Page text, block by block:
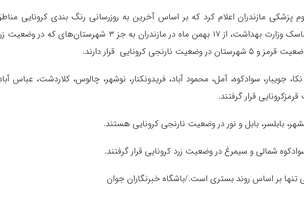
پزشکی مازندران اعلام کرد که بر اساس آخرین به روزرسانی رنگ بندی کرونایی
مختلف کشور در سامانه ماسک وزارت بهداشت، از ۱۷ بهمن ماه در مازندران به جز ۳ شهرستان‌های که در
جویبار، سوادکوه، آمل، محمود آباد، فریدونکنار، نوشهر، چالوس، کلاردشت، عباس
قرار گرفتند.
بابلسر، بابل و نور در وضعیت نارنجی کرونایی هستند.
شمالی و سیمرغ در وضعیت زرد کرونایی قرار گرفتند.
تنها بر اساس روند بستری است./باشگاه خبرنگاران جوان